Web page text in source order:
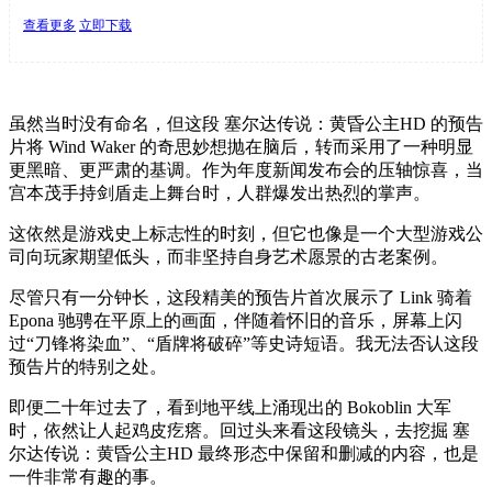
查看更多 立即下载
虽然当时没有命名，但这段 塞尔达传说：黄昏公主HD 的预告
片将 Wind Waker 的奇思妙想抛在脑后，转而采用了一种明显
更黑暗、更严肃的基调。作为年度新闻发布会的压轴惊喜，当
宫本茂手持剑盾走上舞台时，人群爆发出热烈的掌声。
这依然是游戏史上标志性的时刻，但它也像是一个大型游戏公
司向玩家期望低头，而非坚持自身艺术愿景的古老案例。
尽管只有一分钟长，这段精美的预告片首次展示了 Link 骑着
Epona 驰骋在平原上的画面，伴随着怀旧的音乐，屏幕上闪
过“刀锋将染血”、“盾牌将破碎”等史诗短语。我无法否认这段
预告片的特别之处。
即便二十年过去了，看到地平线上涌现出的 Bokoblin 大军
时，依然让人起鸡皮疙瘩。回过头来看这段镜头，去挖掘 塞
尔达传说：黄昏公主HD 最终形态中保留和删减的内容，也是
一件非常有趣的事。